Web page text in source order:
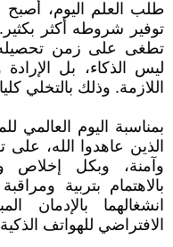
طلب العلم اليوم،
توفير شروطه أكثر
تطغى على زمن تحصيله.
ليس الذكاء، بل
اللازمة. وذلك بالتخلي
بمناسبة اليوم العالمي
الذين عاهدوا الله،
وآمنة، وبكل إخلاص
بالاهتمام بتربية
انشغالهما بالإدمان
الافتراضي للهواتف